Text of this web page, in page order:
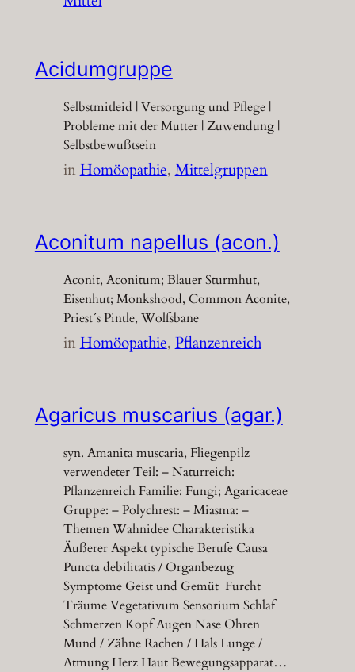
Acidumgruppe
Selbstmitleid | Versorgung und Pflege |
Probleme mit der Mutter | Zuwendung |
Selbstbewußtsein
inHomöopathie, Mittelgruppen
Aconitum napellus (acon.)
Aconit, Aconitum; Blauer Sturmhut,
Eisenhut; Monkshood, Common Aconite,
Priest´s Pintle, Wolfsbane
inHomöopathie, Pflanzenreich
Agaricus muscarius (agar.)
syn. Amanita muscaria, Fliegenpilz
verwendeter Teil: – Naturreich:
Pflanzenreich Familie: Fungi; Agaricaceae
Gruppe: – Polychrest: – Miasma: –
Themen Wahnidee Charakteristika
Äußerer Aspekt typische Berufe Causa
Puncta debilitatis / Organbezug
Symptome Geist und Gemüt Furcht
Träume Vegetativum Sensorium Schlaf
Schmerzen Kopf Augen Nase Ohren
Mund / Zähne Rachen / Hals Lunge /
Atmung Herz Haut Bewegungsapparat…